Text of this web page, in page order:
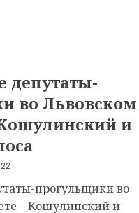
депутаты-
во Львовском
Кошулинский и
прогульщики во
– Кошулинский и